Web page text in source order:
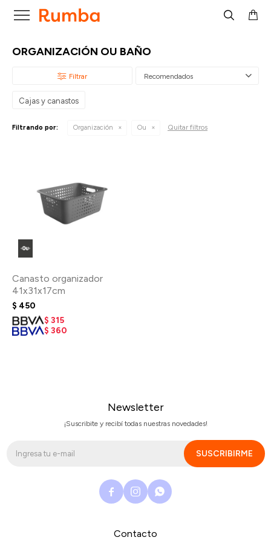

ORGANIZACIÓN OU BAÑO
Recomendados
Cajas y canastos
Filtrando por: Organización Ou Quitar filtros
Canasto organizador
41x31x17cm
$ 450
$ 315
$ 360
Contacto
Newsletter
¡Suscribite y recibí todas nuestras novedades!
SUSCRIBIRME
  